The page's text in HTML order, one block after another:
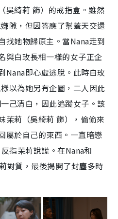
吳綺莉 飾）的戒指盒。雖然
隙，但因答應了幫蓋天交還
找她物歸原主。當Nana走到
與白玫長相一樣的女子正企
Nana即心虛逃脫。此時白玫
以為她另有企圖，二人因此
己清白，因此追蹤女子。該
茉莉（吳綺莉 飾），偷偷來
屬於自己的東西。一直暗戀
指茉莉說謊。在Nana和
對質，最後揭開了封塵多時